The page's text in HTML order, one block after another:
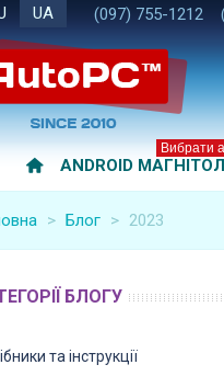
UA (097) 755-1212
ANDROID
Вибрати
> Блог > 2023
БЛОГУ
та інструкції